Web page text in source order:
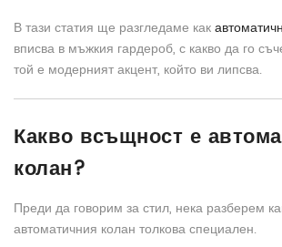
В тази статия ще разгледаме как
вписва в мъжкия гардероб, с какво да го
той е модерният акцент, който ви липсва.
Какво всъщност е
колан?
Преди да говорим за стил, нека разберем
автоматичния колан толкова специален.